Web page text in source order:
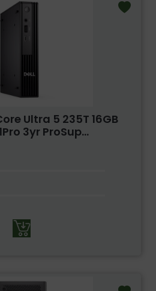
Ultra 5 235T 16GB
3yr ProSup...